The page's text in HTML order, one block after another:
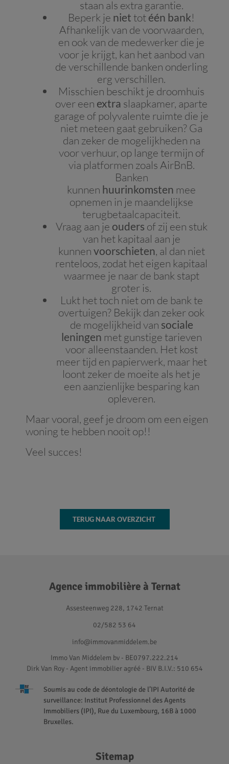
staan als extra garantie.
Beperk je niet tot één bank!
Afhankelijk van de voorwaarden,
en ook van de medewerker die je
voor je krijgt, kan het aanbod van
de verschillende banken onderling
erg verschillen.
Misschien beschikt je droomhuis
over een extra slaapkamer, aparte
garage of polyvalente ruimte die je
niet meteen gaat gebruiken? Ga
dan zeker de mogelijkheden na
voor verhuur, op lange termijn of
via platformen zoals AirBnB.
Banken
kunnen huurinkomsten mee
opnemen in je maandelijkse
terugbetaalcapaciteit.
Vraag aan je ouders of zij een stuk
van het kapitaal aan je
kunnen voorschieten, al dan niet
renteloos, zodat het eigen kapitaal
waarmee je naar de bank stapt
groter is.
Lukt het toch niet om de bank te
overtuigen? Bekijk dan zeker ook
de mogelijkheid van sociale
leningen met gunstige tarieven
voor alleenstaanden. Het kost
meer tijd en papierwerk, maar het
loont zeker de moeite als het je
een aanzienlijke besparing kan
opleveren.
Maar vooral, geef je droom om een eigen
woning te hebben nooit op!!
Veel succes!
TERUG NAAR OVERZICHT
Agence immobilière à Ternat
Assesteenweg 228, 1742 Ternat
02/582 53 64
info@immovanmiddelem.be
Immo Van Middelem bv - BE0797.222.214
Dirk Van Roy - Agent immobilier agréé - BIV B.I.V.: 510 654
Soumis au code de déontologie de l’IPI Autorité de
surveillance: Institut Professionnel des Agents
Immobiliers (IPI), Rue du Luxembourg, 16B à 1000
Bruxelles.
Sitemap